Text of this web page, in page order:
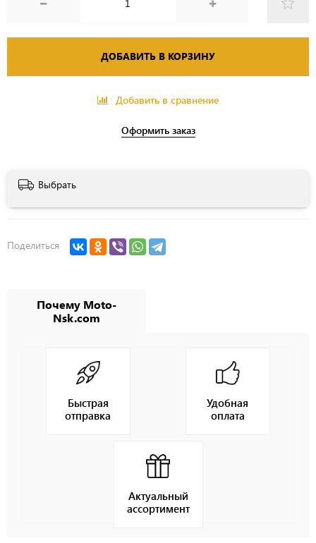
ДОБАВИТЬ В КОРЗИНУ
Добавить в сравнение
Оформить заказ
Выбрать
Поделиться
Почему Moto-
Nsk.com
Быстрая
отправка
Удобная
оплата
Актуальный
ассортимент